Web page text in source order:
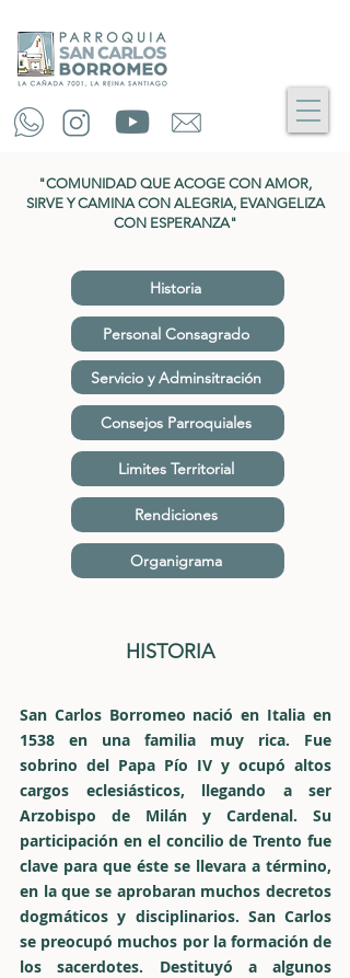
"COMUNIDAD QUE ACOGE CON AMOR,
SIRVE Y CAMINA CON ALEGRIA, EVANGELIZA
CON ESPERANZA"
Historia
Personal Consagrado
Servicio y Adminsitración
Consejos Parroquiales
Limites Territorial
Rendiciones
Organigrama
HISTORIA
San Carlos Borromeo nació en Italia en
1538 en una familia muy rica. Fue
sobrino del Papa Pío IV y ocupó altos
cargos eclesiásticos, llegando a ser
Arzobispo de Milán y Cardenal. Su
participación en el concilio de Trento fue
clave para que éste se llevara a término,
en la que se aprobaran muchos decretos
dogmáticos y disciplinarios. San Carlos
se preocupó muchos por la formación de
los sacerdotes. Destituyó a algunos